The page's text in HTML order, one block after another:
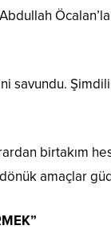
savundu.
birtakım
amaçlar